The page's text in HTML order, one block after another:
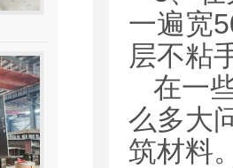
一遍宽
层不粘
在一
么多大
筑材料